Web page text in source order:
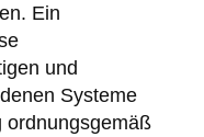
Ein
und
Systeme
ordnungsgemäß